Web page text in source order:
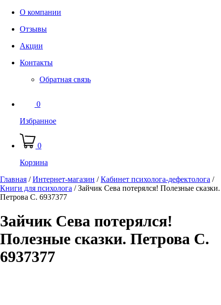
О компании
Отзывы
Акции
Контакты
Обратная связь
0
Избранное
0
Корзина
Главная /Интернет-магазин /Кабинет психолога-дефектолога /
Книги для психолога /Зайчик Сева потерялся! Полезные сказки.
Петрова С. 6937377
Зайчик Сева потерялся!
Полезные сказки. Петрова С.
6937377